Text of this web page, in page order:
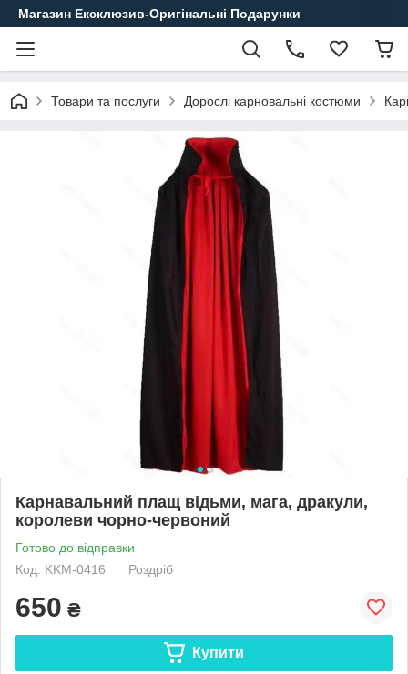
Магазин Ексклюзив-Оригінальні Подарунки
Товари та послуги Дорослі карновальні костюми
Карнавальний плащ відьми, мага, дракули,
королеви чорно-червоний
Готово до відправки
Код: KKM-0416
Роздріб
650 ₴
Купити